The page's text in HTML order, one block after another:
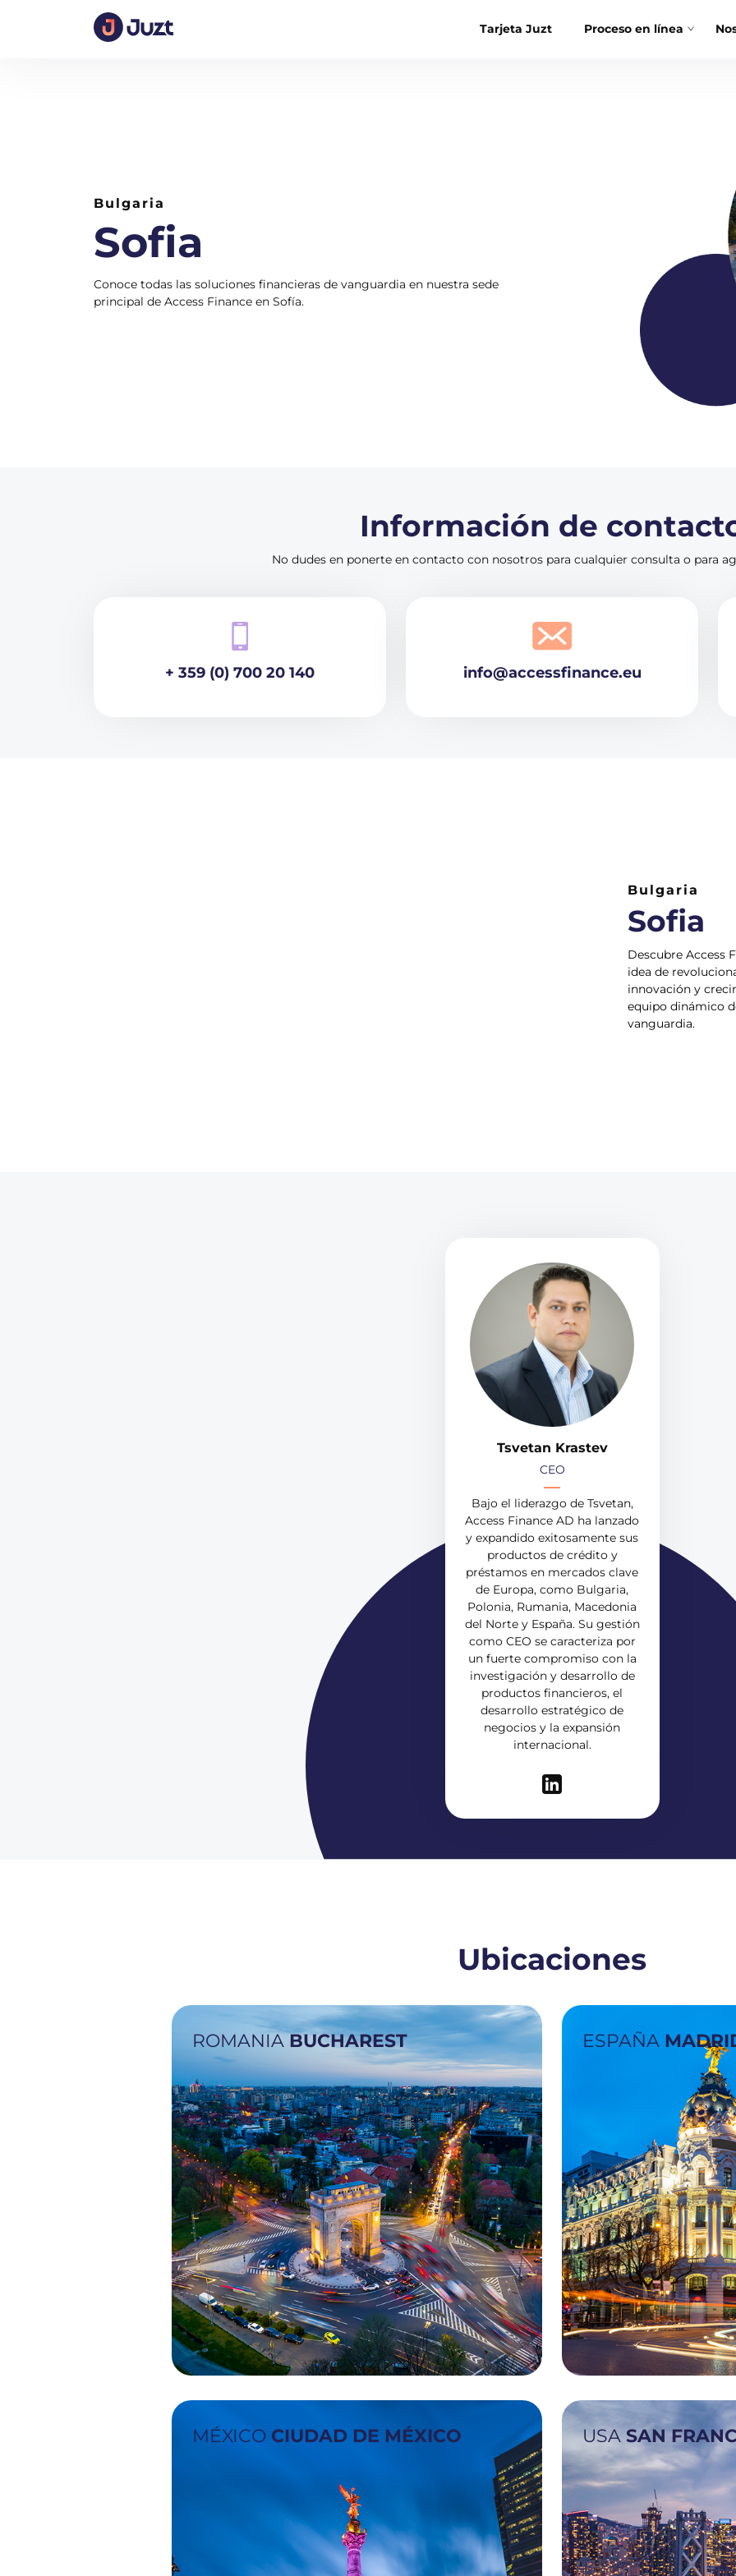
Tarjeta Juzt Proceso en línea
Inicio Quiénes Somos
Bulgaria
Sofia
Conoce todas las soluciones financieras de vanguardia en nuestra sede
principal de Access Finance en Sofía.
Información de
No dudes en ponerte en contacto con nosotros para cualquier consulta o para
+ 359 (0) 700 20 140 info@accessfinance.eu
Bulgaria
Sofia
Descubre Access
idea de
innovación y
equipo dinámico
vanguardia.
Tsvetan Krastev
CEO
Bajo el liderazgo de Tsvetan,
Access Finance AD ha lanzado
y expandido exitosamente sus
productos de crédito y
préstamos en mercados clave
de Europa, como Bulgaria,
Polonia, Rumania, Macedonia
del Norte y España. Su gestión
como CEO se caracteriza por
un fuerte compromiso con la
investigación y desarrollo de
productos financieros, el
desarrollo estratégico de
negocios y la expansión
internacional.
Ubicaciones
ROMANIABUCHAREST
Lideramos soluciones
financieras que
fortalecen la
innovación en
mercados.
CONOCE MÁS
ESPAÑA
MÉXICO CIUDAD DE MÉXICO USASAN